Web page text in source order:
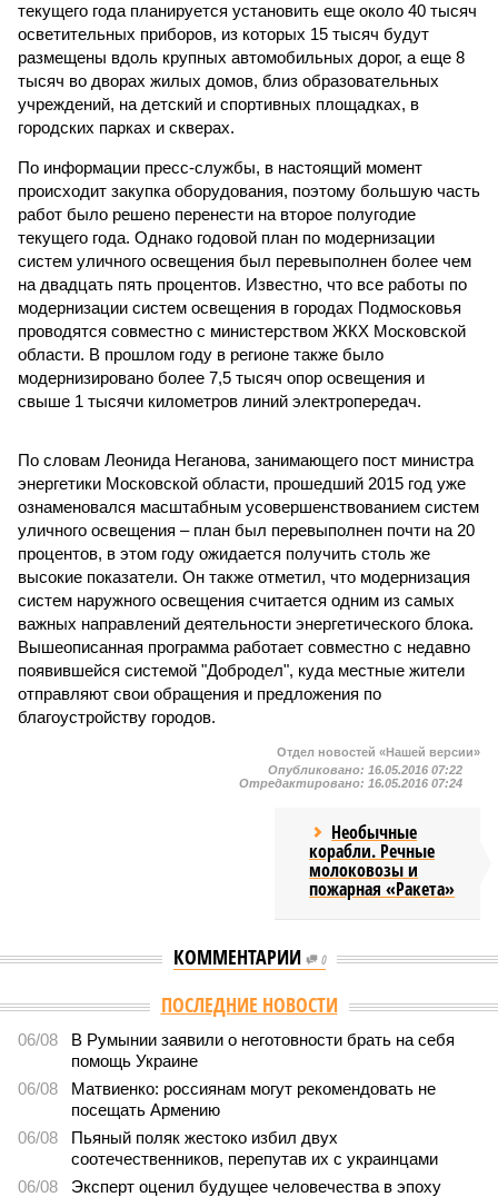
текущего года планируется установить еще около 40 тысяч
осветительных приборов, из которых 15 тысяч будут
размещены вдоль крупных автомобильных дорог, а еще 8
тысяч во дворах жилых домов, близ образовательных
учреждений, на детский и спортивных площадках, в
городских парках и скверах.
По информации пресс-службы, в настоящий момент
происходит закупка оборудования, поэтому большую часть
работ было решено перенести на второе полугодие
текущего года. Однако годовой план по модернизации
систем уличного освещения был перевыполнен более чем
на двадцать пять процентов. Известно, что все работы по
модернизации систем освещения в городах Подмосковья
проводятся совместно с министерством ЖКХ Московской
области. В прошлом году в регионе также было
модернизировано более 7,5 тысяч опор освещения и
свыше 1 тысячи километров линий электропередач.
По словам Леонида Неганова, занимающего пост министра
энергетики Московской области, прошедший 2015 год уже
ознаменовался масштабным усовершенствованием систем
уличного освещения – план был перевыполнен почти на 20
процентов, в этом году ожидается получить столь же
высокие показатели. Он также отметил, что модернизация
систем наружного освещения считается одним из самых
важных направлений деятельности энергетического блока.
Вышеописанная программа работает совместно с недавно
появившейся системой "Добродел", куда местные жители
отправляют свои обращения и предложения по
благоустройству городов.
Отдел новостей «Нашей версии»
Опубликовано: 16.05.2016 07:22
Отредактировано: 16.05.2016 07:24
Необычные
корабли. Речные
молоковозы и
пожарная «Ракета»
КОММЕНТАРИИ 0
ПОСЛЕДНИЕ НОВОСТИ
06/08
В Румынии заявили о неготовности брать на себя
помощь Украине
06/08
Матвиенко: россиянам могут рекомендовать не
посещать Армению
06/08
Пьяный поляк жестоко избил двух
соотечественников, перепутав их с украинцами
06/08
Эксперт оценил будущее человечества в эпоху